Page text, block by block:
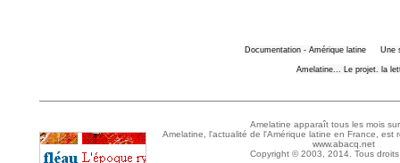
Documentation - Amérique latine Une
Amelatine... Le projet. la
Amelatine apparaît tous les mois
Amelatine, l'actualité de l'Amérique latine en France, est
www.abacq.net
Copyright © 2003, 2014. Tous